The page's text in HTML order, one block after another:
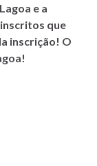
e a
que
inscrição! O